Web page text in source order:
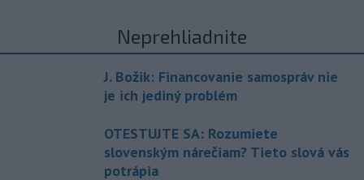
Neprehliadnite
J. Božik: Financovanie samospráv nie
je ich jediný problém
OTESTUJTE SA: Rozumiete
slovenským nárečiam? Tieto slová vás
potrápia